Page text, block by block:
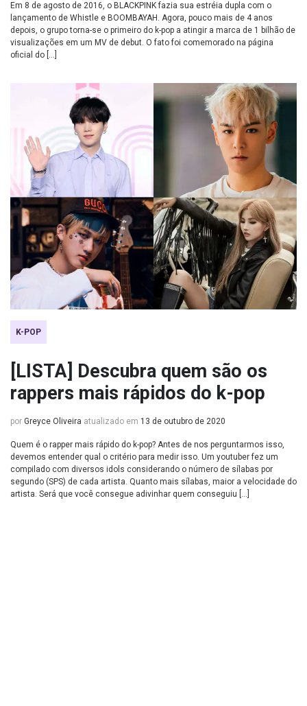
Em 8 de agosto de 2016, o BLACKPINK fazia sua estréia dupla com o
lançamento de Whistle e BOOMBAYAH. Agora, pouco mais de 4 anos
depois, o grupo torna-se o primeiro do k-pop a atingir a marca de 1 bilhão de
visualizações em um MV de debut. O fato foi comemorado na página
oficial do […]
K-POP
[LISTA] Descubra quem são os
rappers mais rápidos do k-pop
por Greyce Oliveira atualizado em 13 de outubro de 2020
Quem é o rapper mais rápido do k-pop? Antes de nos perguntarmos isso,
devemos entender qual o critério para medir isso. Um youtuber fez um
compilado com diversos idols considerando o número de sílabas por
segundo (SPS) de cada artista. Quanto mais sílabas, maior a velocidade do
artista. Será que você consegue adivinhar quem conseguiu […]